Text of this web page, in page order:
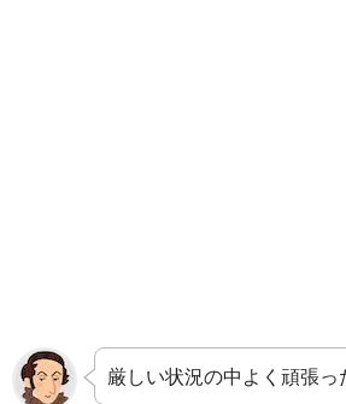
厳しい状況の中よく頑張っ